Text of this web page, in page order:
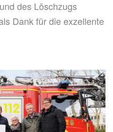
des Löschzugs
Dank für die exzellente